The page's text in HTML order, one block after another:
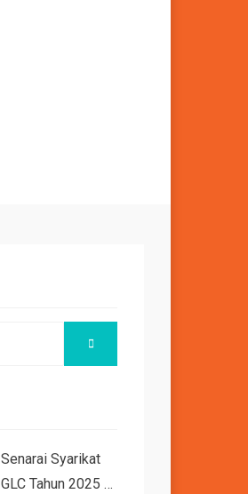
SEARCH
Senarai Syarikat
GLC Tahun 2025 /